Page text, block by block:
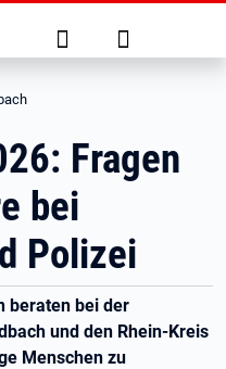
Suche Anmelden
Fragen
bei
Polizei
beraten bei der
und den Rhein-Kreis
Menschen zu